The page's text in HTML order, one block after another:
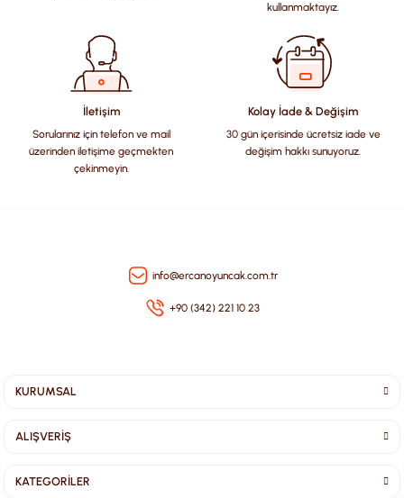
Ürün açıklamasında eksik bilgiler bulunuyor.
Ürün bilgilerinde hatalar bulunuyor.
Ürün fiyatı diğer sitelerden daha pahalı.
Bu ürüne benzer farklı alternatifler olmalı.
kullanmaktayız.
İletişim
Sorularınız için telefon ve mail
üzerinden iletişime geçmekten
çekinmeyin.
Kolay İade & Değişim
30 gün içerisinde ücretsiz iade ve
değişim hakkı sunuyoruz.
info@ercanoyuncak.com.tr
+90 (342) 221 10 23
KURUMSAL
ALIŞVERİŞ
KATEGORİLER